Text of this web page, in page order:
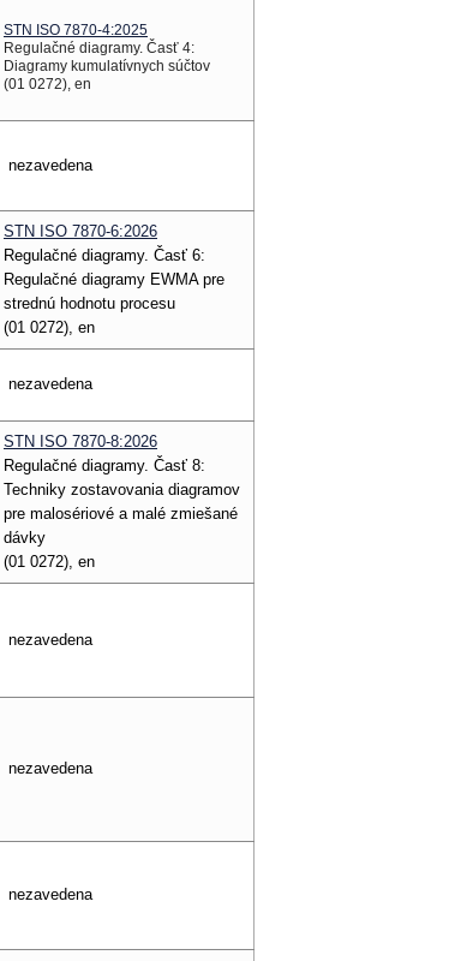
STN ISO 7870-4:2025
Regulačné diagramy. Časť 4:
Diagramy kumulatívnych súčtov
(01 0272), en
nezavedena
STN ISO 7870-6:2026
Regulačné diagramy. Časť 6:
Regulačné diagramy EWMA pre
strednú hodnotu procesu
(01 0272), en
nezavedena
STN ISO 7870-8:2026
Regulačné diagramy. Časť 8:
Techniky zostavovania diagramov
pre malosériové a malé zmiešané
dávky
(01 0272), en
nezavedena
nezavedena
nezavedena